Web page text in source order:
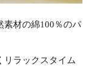
素材の綿100％のパ
リラックスタイム